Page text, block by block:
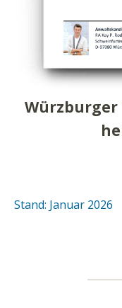
Würzburger
Stand: Januar 2026